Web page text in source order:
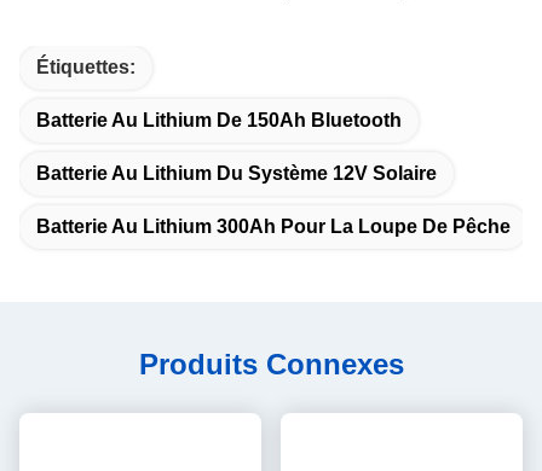
Étiquettes:
Batterie Au Lithium De 150Ah Bluetooth
Batterie Au Lithium Du Système 12V Solaire
Batterie Au Lithium 300Ah Pour La Loupe De Pêche
Produits Connexes